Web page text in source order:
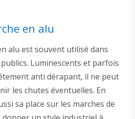
en alu
alu est souvent utilisé dans
Luminescents et parfois
anti dérapant, il ne peut
les chutes éventuelles. En
sa place sur les marches de